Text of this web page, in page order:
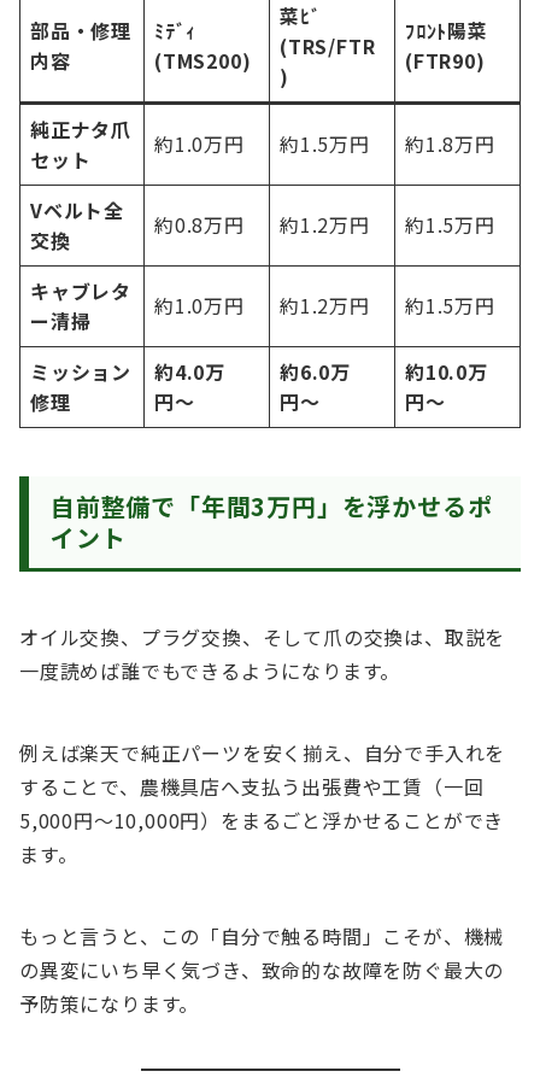
部品・修理
内容
ﾐﾃﾞｨ
(TMS200)
菜ﾋﾞ
(TRS/FTR
)
ﾌﾛﾝﾄ陽菜
(FTR90)
純正ナタ爪
セット
約1.0万円 約1.5万円 約1.8万円
Vベルト全
交換
約0.8万円 約1.2万円 約1.5万円
キャブレタ
ー清掃
約1.0万円 約1.2万円 約1.5万円
ミッション
修理
約4.0万
円〜
約6.0万
円〜
約10.0万
円〜
自前整備で「年間3万円」を浮かせるポ
イント
オイル交換、プラグ交換、そして爪の交換は、取説を
一度読めば誰でもできるようになります。
例えば楽天で純正パーツを安く揃え、自分で手入れを
することで、農機具店へ支払う出張費や工賃（一回
5,000円〜10,000円）をまるごと浮かせることができ
ます。
もっと言うと、この「自分で触る時間」こそが、機械
の異変にいち早く気づき、致命的な故障を防ぐ最大の
予防策になります。